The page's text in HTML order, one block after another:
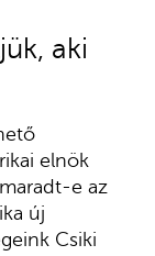
aki
elnök
e az
új
Csiki